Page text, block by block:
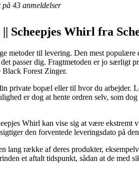
på 43 anmeldelser
Scheepjes Whirl fra
metoder til levering. Den mest populære
passer dig. Fragtmetoden er jo særligt
Forest Zinger.
private bopæl eller til hvor du arbejder.
er dog at hente ordren selv, som
Whirl kan vise sig at være
den forventede leveringsdato på
lang række af deres produkter,
et aftalt tidspunkt, sådan at de med